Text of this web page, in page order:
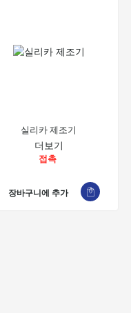
실리카 제조기
더보기
접촉
장바구니에 추가